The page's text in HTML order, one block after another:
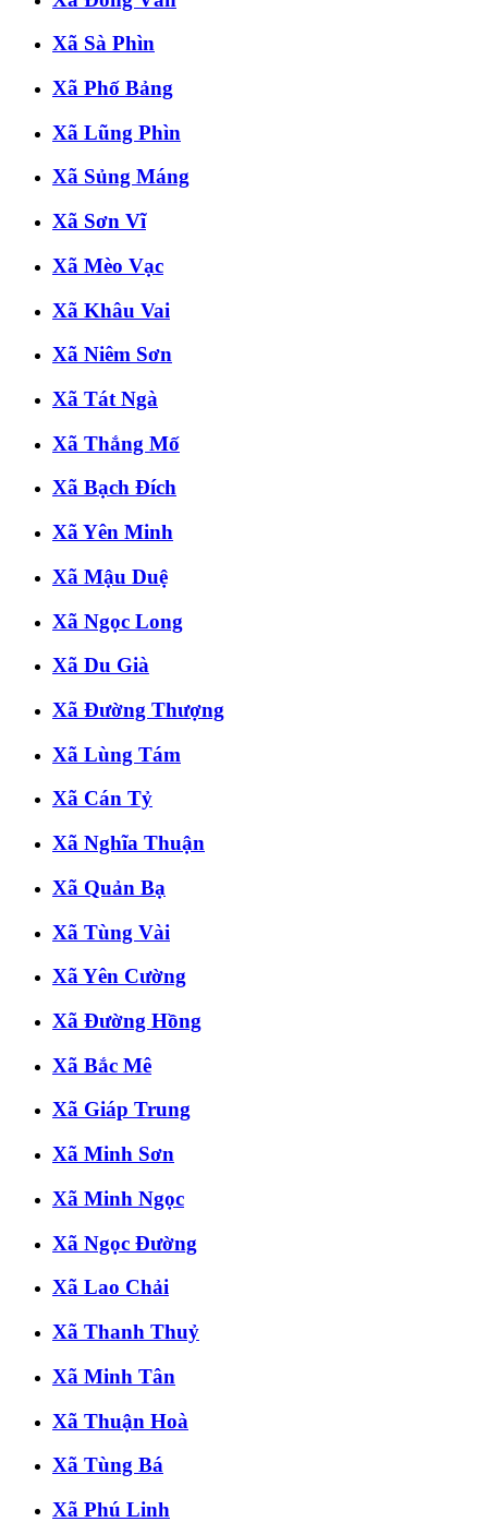
Xã Sà Phìn
Xã Phố Bảng
Xã Lũng Phìn
Xã Sủng Máng
Xã Sơn Vĩ
Xã Mèo Vạc
Xã Khâu Vai
Xã Niêm Sơn
Xã Tát Ngà
Xã Thắng Mố
Xã Bạch Đích
Xã Yên Minh
Xã Mậu Duệ
Xã Ngọc Long
Xã Du Già
Xã Đường Thượng
Xã Lùng Tám
Xã Cán Tỷ
Xã Nghĩa Thuận
Xã Quản Bạ
Xã Tùng Vài
Xã Yên Cường
Xã Đường Hồng
Xã Bắc Mê
Xã Giáp Trung
Xã Minh Sơn
Xã Minh Ngọc
Xã Ngọc Đường
Xã Lao Chải
Xã Thanh Thuỷ
Xã Minh Tân
Xã Thuận Hoà
Xã Tùng Bá
Xã Phú Linh